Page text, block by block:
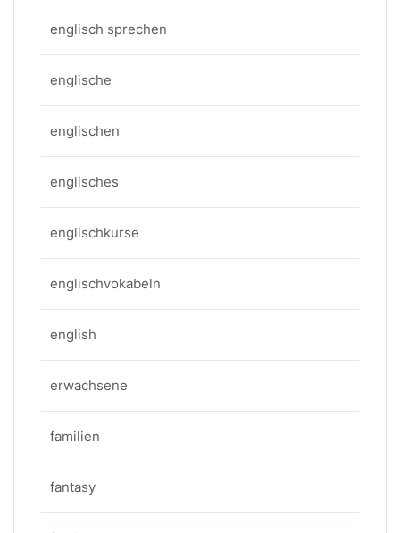
englisch sprechen
englische
englischen
englisches
englischkurse
englischvokabeln
english
erwachsene
familien
fantasy